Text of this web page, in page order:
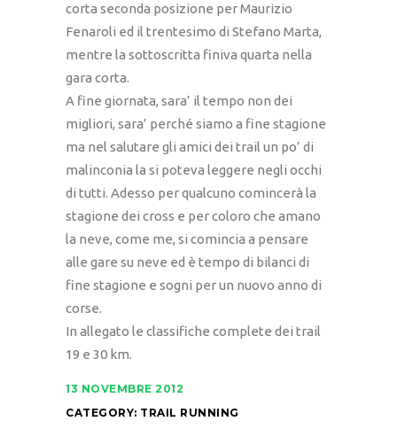
corta seconda posizione per Maurizio
Fenaroli ed il trentesimo di Stefano Marta,
mentre la sottoscritta finiva quarta nella
gara corta.
A fine giornata, sara’ il tempo non dei
migliori, sara’ perché siamo a fine stagione
ma nel salutare gli amici dei trail un po’ di
malinconia la si poteva leggere negli occhi
di tutti. Adesso per qualcuno comincerà la
stagione dei cross e per coloro che amano
la neve, come me, si comincia a pensare
alle gare su neve ed è tempo di bilanci di
fine stagione e sogni per un nuovo anno di
corse.
In allegato le classifiche complete dei trail
19 e 30 km.
13 NOVEMBRE 2012
CATEGORY: TRAIL RUNNING